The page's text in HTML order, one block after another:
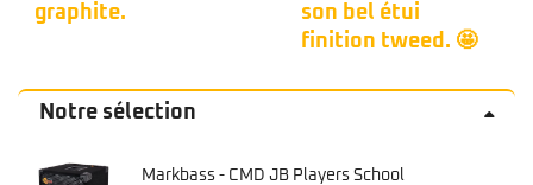
graphite.
son bel étui
finition tweed. 🤩
Notre sélection
Markbass - CMD JB Players School